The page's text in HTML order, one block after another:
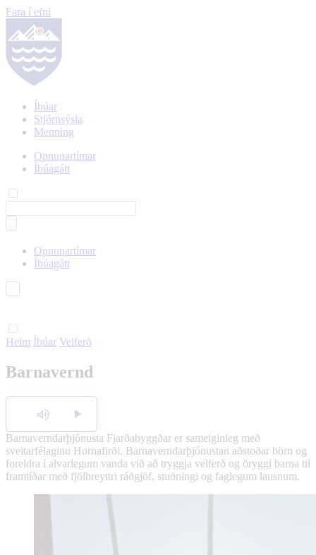
Fara í efni
Íbúar
Stjórnsýsla
Menning
Opnunartímar
Íbúagátt
Opnunartímar
Íbúagátt
Heim Íbúar Velferð
Barnavernd
Hlusta
Barnaverndarþjónusta Fjarðabyggðar er sameiginleg með
sveitarfélaginu Hornafirði. Barnaverndarþjónustan aðstoðar börn og
foreldra í alvarlegum vanda við að tryggja velferð og öryggi barna til
framtíðar með fjölbreyttri ráðgjöf, stuðningi og faglegum lausnum.